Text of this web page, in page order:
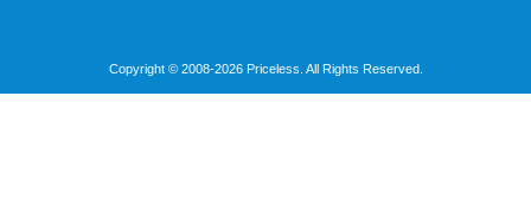
Copyright © 2008-2026 Priceless. All Rights Reserved.